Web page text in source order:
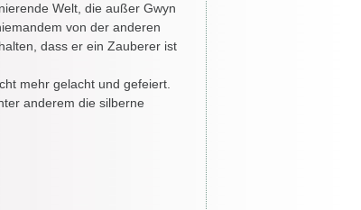
Welt, die außer Gwyn
von der anderen
dass er ein Zauberer ist
mehr gelacht und gefeiert.
anderem die silberne